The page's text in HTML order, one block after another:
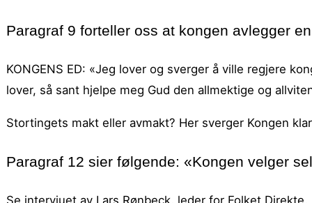
Paragraf 9 forteller oss at kongen avlegger
KONGENS ED: «Jeg lover og sverger å ville regjere
lover, så sant hjelpe meg Gud den allmektige og
Stortingets makt eller avmakt? Her sverger Kongen
Paragraf 12 sier følgende: «Kongen velger